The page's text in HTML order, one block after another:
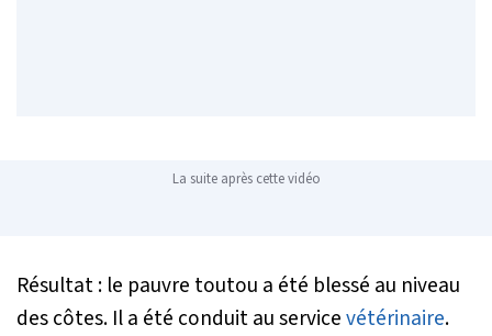
La suite après cette vidéo
Résultat : le pauvre toutou a été blessé au niveau
des côtes. Il a été conduit au servicevétérinaire.